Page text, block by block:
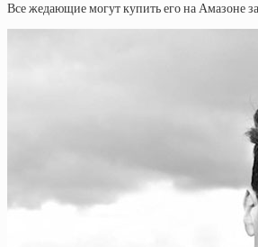
Все жедающие могут купить его на Амазоне